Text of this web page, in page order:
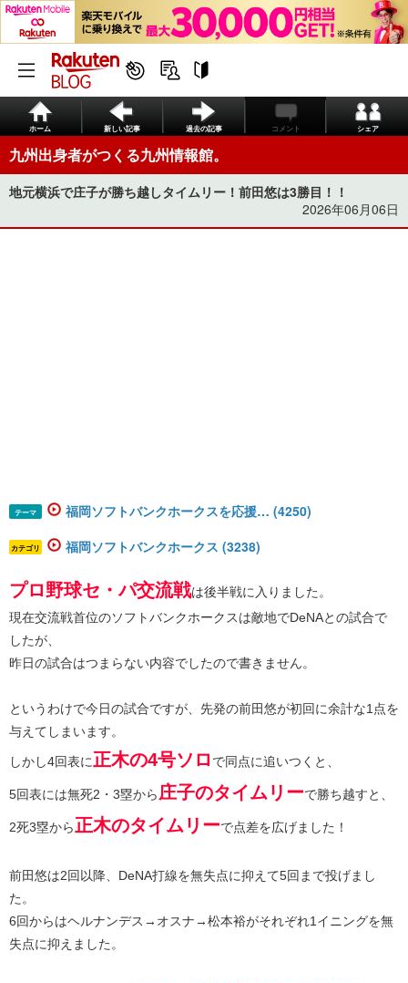
ホーム 新しい記事 過去の記事 コメント シェア
九州出身者がつくる九州情報館。
地元横浜で庄子が勝ち越しタイムリー！前田悠は3勝目！！
2026年06月06日
テーマ 福岡ソフトバンクホークスを応援… (4250)
カテゴリ 福岡ソフトバンクホークス (3238)
プロ野球セ・パ交流戦は後半戦に入りました。
現在交流戦首位のソフトバンクホークスは敵地でDeNAとの試合で
したが、
昨日の試合はつまらない内容でしたので書きません。
というわけで今日の試合ですが、先発の前田悠が初回に余計な1点を
与えてしまいます。
しかし4回表に正木の4号ソロ で同点に追いつくと、
5回表には無死2・3塁から 庄子のタイムリーで勝ち越すと、
2死3塁から正木のタイムリーで点差を広げました！
前田悠は2回以降、DeNA打線を無失点に抑えて5回まで投げまし
た。
6回からはヘルナンデス→オスナ→松本裕がそれぞれ1イニングを無
失点に抑えました。